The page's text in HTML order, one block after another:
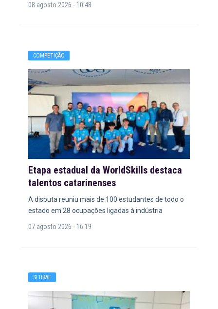
08 agosto 2026 - 10:48
COMPETIÇÃO
Etapa estadual da WorldSkills destaca
talentos catarinenses
A disputa reuniu mais de 100 estudantes de todo o
estado em 28 ocupações ligadas à indústria
07 agosto 2026 - 16:19
SEBRAE